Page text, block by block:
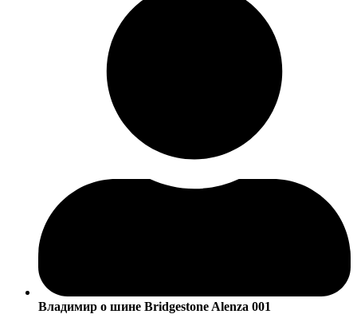
Владимир о шине Bridgestone Alenza 001